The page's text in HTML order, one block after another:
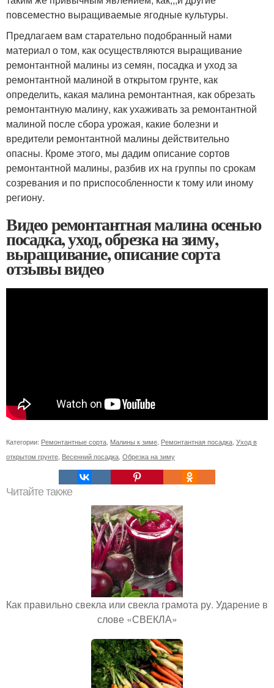
повсеместно выращиваемые ягодные культуры.
Предлагаем вам старательно подобранный нами
материал о том, как осуществляются выращивание
ремонтантной малины из семян, посадка и уход за
ремонтантной малиной в открытом грунте, как
определить, какая малина ремонтантная, как обрезать
ремонтантную малину, как ухаживать за ремонтантной
малиной после сбора урожая, какие болезни и
вредители ремонтантной малины действительно
опасны. Кроме этого, мы дадим описание сортов
ремонтантной малины, разбив их на группы по срокам
созревания и по приспособленности к тому или иному
региону.
Видео ремонтантная малина осенью
посадка, уход, обрезка на зиму,
выращивание, описание сорта
отзывы видео
Категории: Ремонтантные сорта Малины к зиме Ремонтантная посадка Уход в
открытом грунте Весенний посадка Обрезка на зиму
Читайте также
Как правильно свекла или свекла грамота ру. Ударение в
слове «СВЕКЛА»